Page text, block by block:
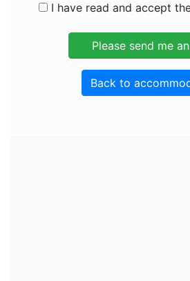
I have read and accept
Back to